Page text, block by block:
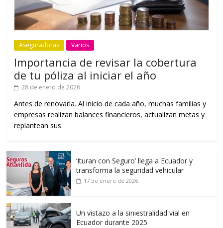
Aseguradoras Varios
Importancia de revisar la cobertura
de tu póliza al iniciar el año
28 de enero de 2026
Antes de renovarla. Al inicio de cada año, muchas familias y
empresas realizan balances financieros, actualizan metas y
replantean sus
‘Ituran con Seguro’ llega a Ecuador y
transforma la seguridad vehicular
17 de enero de 2026
Un vistazo a la siniestralidad vial en
Ecuador durante 2025